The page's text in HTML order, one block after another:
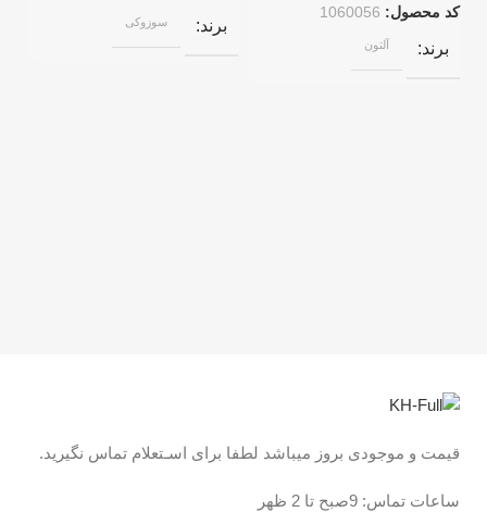
کد محصول: 1060056
برند آلتون
برند سوزوکی
قیمت و موجودی بروز میباشد لطفا برای اسـتعلام تماس نگیرید.
ساعات تماس: 9صبح تا 2 ظهر